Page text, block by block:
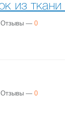
из
Отзывы — 0
Отзывы — 0